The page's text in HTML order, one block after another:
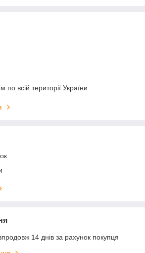
по всій території України
14 днів за рахунок покупця